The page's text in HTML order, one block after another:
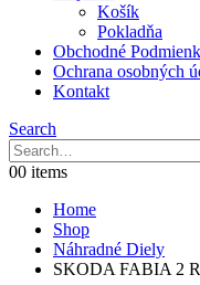
Košík
Pokladňa
Obchodné
Ochrana osobných
Kontakt
Search
00 items
Home
Shop
Náhradné Diely
SKODA FABIA 2